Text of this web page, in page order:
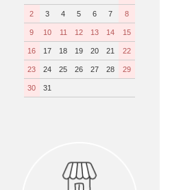
2 3 4 5 6 7 8
9 10 11 12 13 14 15
16 17 18 19 20 21 22
23 24 25 26 27 28 29
30 31